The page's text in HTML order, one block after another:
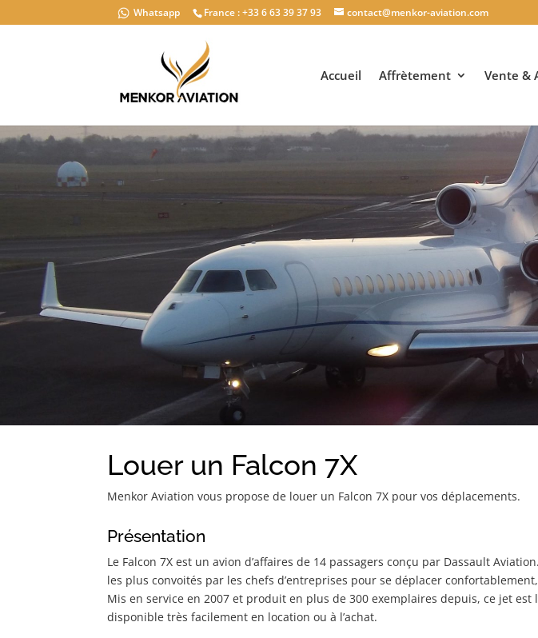
Whatsapp France : +33 6 63 39 37 93 contact@menkor-aviation.com
Accueil Affrètement Vente &
Louer un Falcon 7X
Menkor Aviation vous propose de louer un Falcon 7X pour vos déplacements.
Présentation
Le Falcon 7X est un avion d’affaires de 14 passagers conçu par Dassault
les plus convoités par les chefs d’entreprises pour se déplacer
Mis en service en 2007 et produit en plus de 300 exemplaires depuis, ce jet
disponible très facilement en location ou à l’achat.